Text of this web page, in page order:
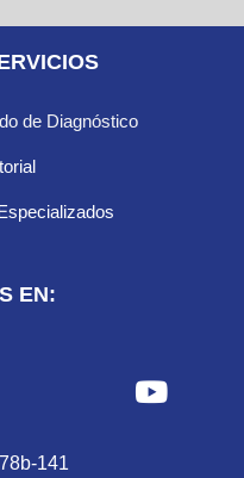
de Diagnóstico
EN:
141